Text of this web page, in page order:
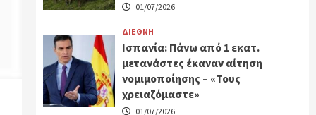
01/07/2026
ΔΙΕΘΝΗ
Ισπανία: Πάνω από 1 εκατ.
μετανάστες έκαναν αίτηση
νομιμοποίησης – «Τους
χρειαζόμαστε»
01/07/2026